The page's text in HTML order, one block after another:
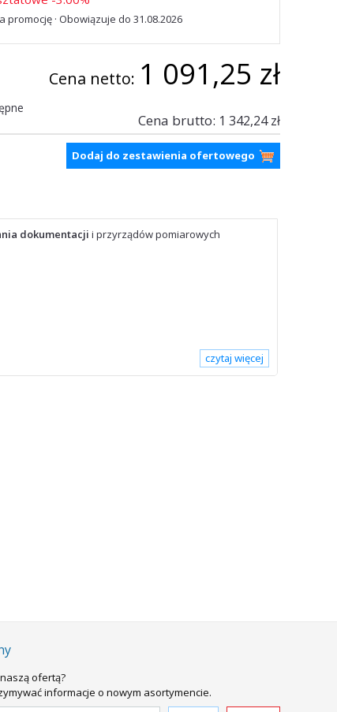
promocję · Obowiązuje do 31.08.2026
Cena netto: 1 091,25 zł
Cena brutto: 1 342,24 zł
Dodaj do zestawienia ofertowego
dokumentacji i przyrządów pomiarowych
czytaj więcej
ofertą?
informacje o nowym asortymencie.